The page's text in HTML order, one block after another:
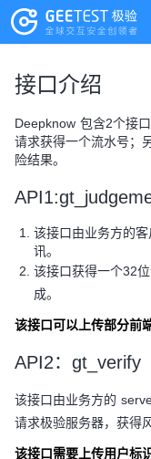
>
接口介绍
Deepknow 包含2个接
请求获得一个流水号；
险结果。
该接口由业务方的
讯。
该接口获得一个32
成。
该接口可以上传部分前
API2：gt_verify
该接口由业务方的
请求极验服务器，获得
该接口需要上传用户标